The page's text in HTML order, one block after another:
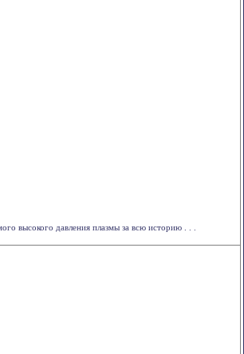
высокого давления плазмы за всю историю . . .